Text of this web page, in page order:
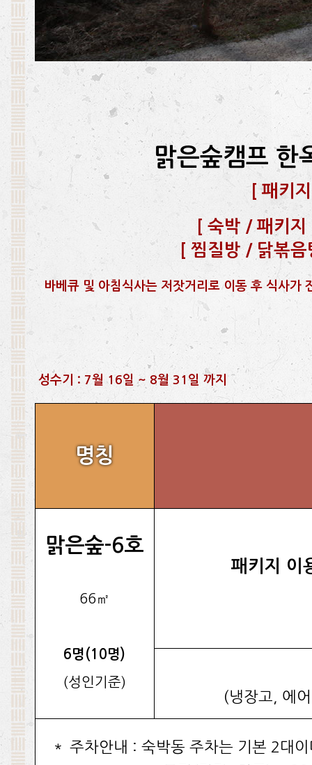
맑은숲캠프 한
[패키
[숙박 / 패키
[찜질방 / 닭볶
바베큐 및 아침식사는 저잣거리로 이동 후 식사가
성수기 : 7월 16일 ~ 8월 31일 까지
명칭
맑은숲-6호
66㎡
6명(10명)
(성인기준)
패키지 이
(냉장고, 에
＊ 주차안내 : 숙박동 주차는 기본 2대